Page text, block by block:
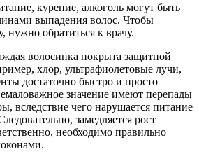
курение, алкоголь могут быть
выпадения волос. Чтобы
нужно обратиться к врачу.
волосинка покрыта защитной
хлор, ультрафиолетовые лучи,
достаточно быстро и просто
значение имеют перепады
вследствие чего нарушается питание
замедляется рост
необходимо правильно